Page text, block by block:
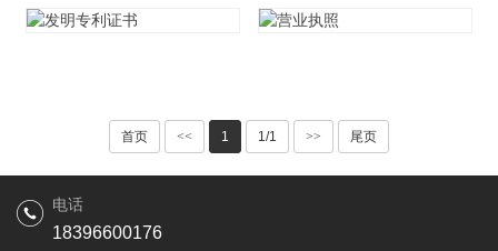
质量管理体系认证证书 环境管理体系认证证书
发明专利证书 营业执照
首页 << 1 1/1 >> 尾页
电话
18396600176